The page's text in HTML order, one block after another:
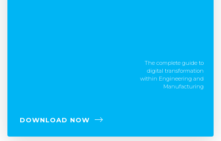
The complete guide to
digital transformation
within Engineering and
Manufacturing
DOWNLOAD NOW